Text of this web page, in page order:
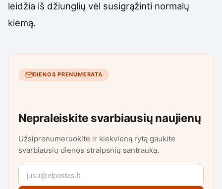
leidžia iš džiunglių vėl susigrąžinti normalų
kiemą.
DIENOS PRENUMERATA
Nepraleiskite svarbiausių naujienų
Užsiprenumeruokite ir kiekvieną rytą gaukite
svarbiausių dienos straipsnių santrauką.